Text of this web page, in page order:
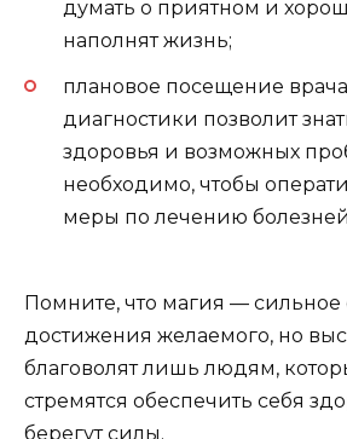
думать о приятном и
наполнят жизнь;
плановое посещение
диагностики позволит
здоровья и возможных
необходимо, чтобы
меры по лечению
Помните, что магия — сильное
достижения желаемого, но
благоволят лишь людям,
стремятся обеспечить себя
берегут силы.